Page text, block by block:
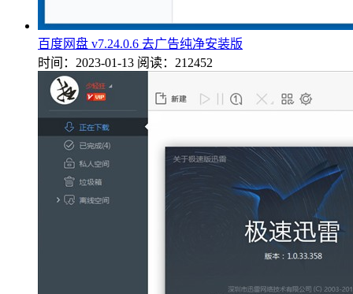
百度网盘 v7.24.0.6 去广告纯净安装版
时间：2023-01-13 阅读：212452